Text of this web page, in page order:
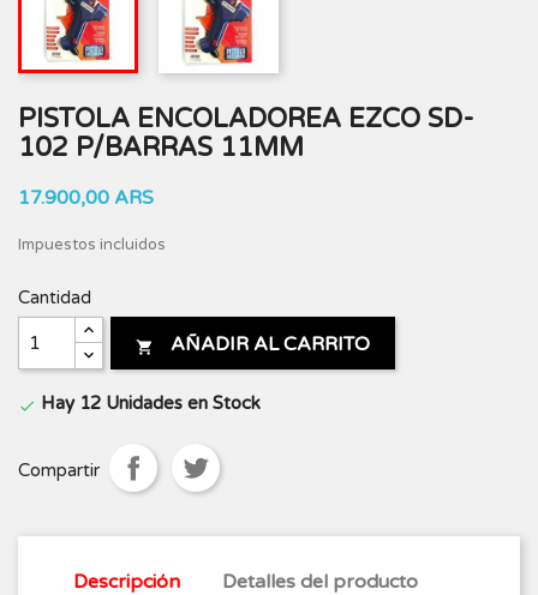
PISTOLA ENCOLADOREA EZCO SD-
102 P/BARRAS 11MM
17.900,00 ARS
Impuestos incluidos
Cantidad
 AÑADIR AL CARRITO
 Hay 12 Unidades en Stock
Compartir
Descripción Detalles del producto